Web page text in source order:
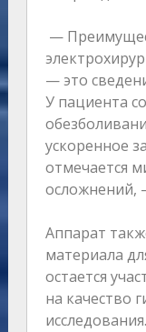
—
— это
У пациента
ускоренное
отмечается
осложнений,
Аппарат
материала
остается
на качество
исследования.